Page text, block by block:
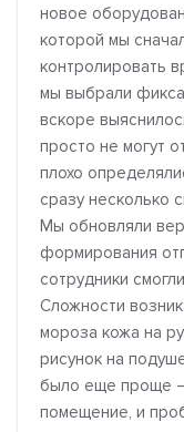
новое
которой мы
контролировать
мы выбрали
вскоре
просто не могут
плохо
сразу несколько
Мы обновляли
формирования
сотрудники
Сложности
мороза кожа на
рисунок на
было еще проще
помещение, и